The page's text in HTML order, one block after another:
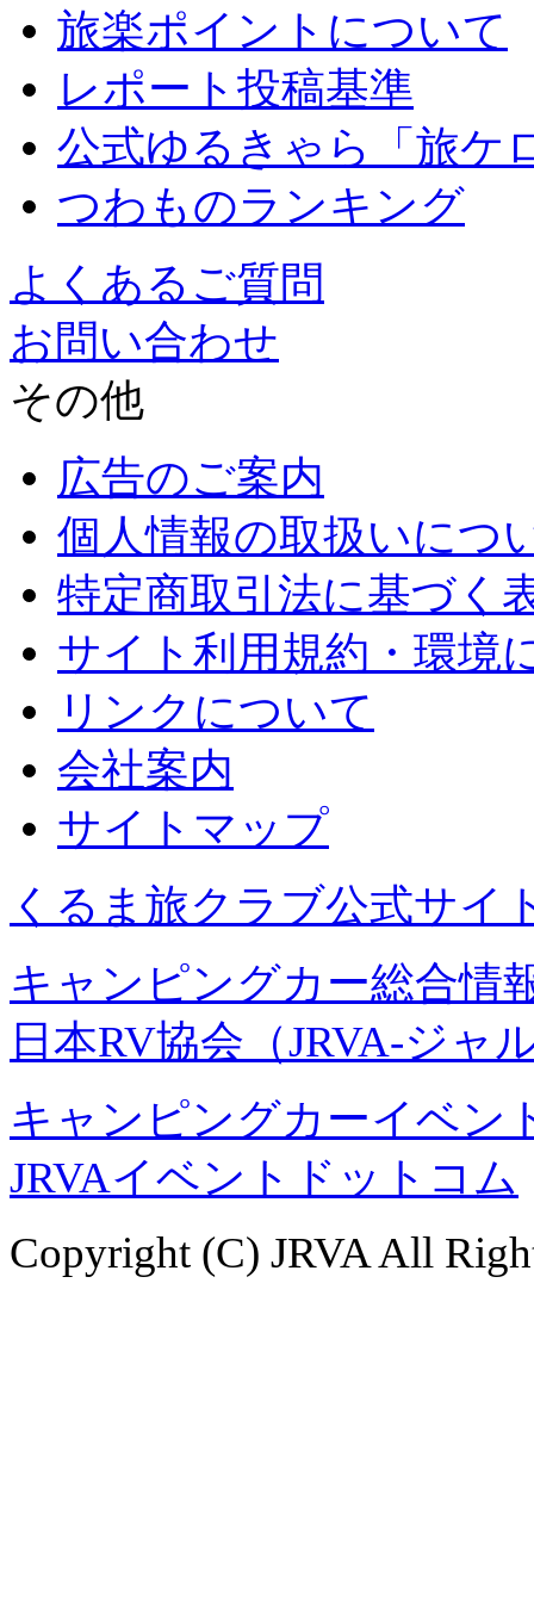
旅楽ポイントについて
レポート投稿基準
公式ゆるきゃら「旅ケ
つわものランキング
よくあるご質問
お問い合わせ
その他
広告のご案内
個人情報の取扱いにつ
特定商取引法に基づく
サイト利用規約・環境
リンクについて
会社案内
サイトマップ
くるま旅クラブ公式サイ
キャンピングカー総合情
日本RV協会（JRVA-ジャ
キャンピングカーイベン
JRVAイベントドットコム
Copyright (C) JRVA All